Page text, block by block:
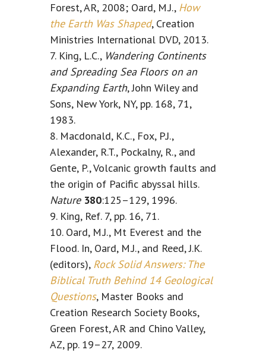
Forest, AR, 2008; Oard, M.J., How
the Earth Was Shaped, Creation
Ministries International DVD, 2013.
7. King, L.C., Wandering Continents
and Spreading Sea Floors on an
Expanding Earth, John Wiley and
Sons, New York, NY, pp. 168, 71,
1983.
8. Macdonald, K.C., Fox, P.J.,
Alexander, R.T., Pockalny, R., and
Gente, P., Volcanic growth faults and
the origin of Pacific abyssal hills.
Nature 380:125–129, 1996.
9. King, Ref. 7, pp. 16, 71.
10. Oard, M.J., Mt Everest and the
Flood. In, Oard, M.J., and Reed, J.K.
(editors), Rock Solid Answers: The
Biblical Truth Behind 14 Geological
Questions, Master Books and
Creation Research Society Books,
Green Forest, AR and Chino Valley,
AZ, pp. 19–27, 2009.